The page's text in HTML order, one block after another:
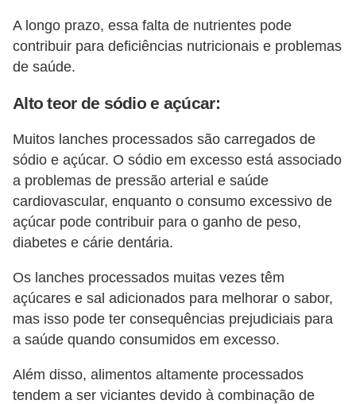
A longo prazo, essa falta de nutrientes pode
contribuir para deficiências nutricionais e problemas
de saúde.
Alto teor de sódio e açúcar:
Muitos lanches processados são carregados de
sódio e açúcar. O sódio em excesso está associado
a problemas de pressão arterial e saúde
cardiovascular, enquanto o consumo excessivo de
açúcar pode contribuir para o ganho de peso,
diabetes e cárie dentária.
Os lanches processados muitas vezes têm
açúcares e sal adicionados para melhorar o sabor,
mas isso pode ter consequências prejudiciais para
a saúde quando consumidos em excesso.
Além disso, alimentos altamente processados
tendem a ser viciantes devido à combinação de